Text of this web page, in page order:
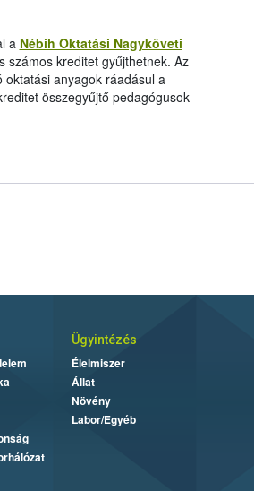
a Nébih Oktatási Nagyköveti
kreditet gyűjthetnek. Az
anyagok ráadásul a
összegyűjtő pedagógusok
Ügyintézés
Élelmiszer
Állat
Növény
Labor/Egyéb